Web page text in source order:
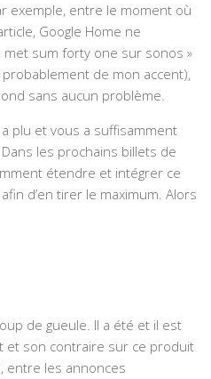
exemple, entre le moment où
Google Home ne
met sum forty one sur sonos »
de mon accent),
sans aucun problème.
plu et vous a suffisamment
les prochains billets de
étendre et intégrer ce
d’en tirer le maximum. Alors
de gueule. Il a été et il est
son contraire sur ce produit
entre les annonces